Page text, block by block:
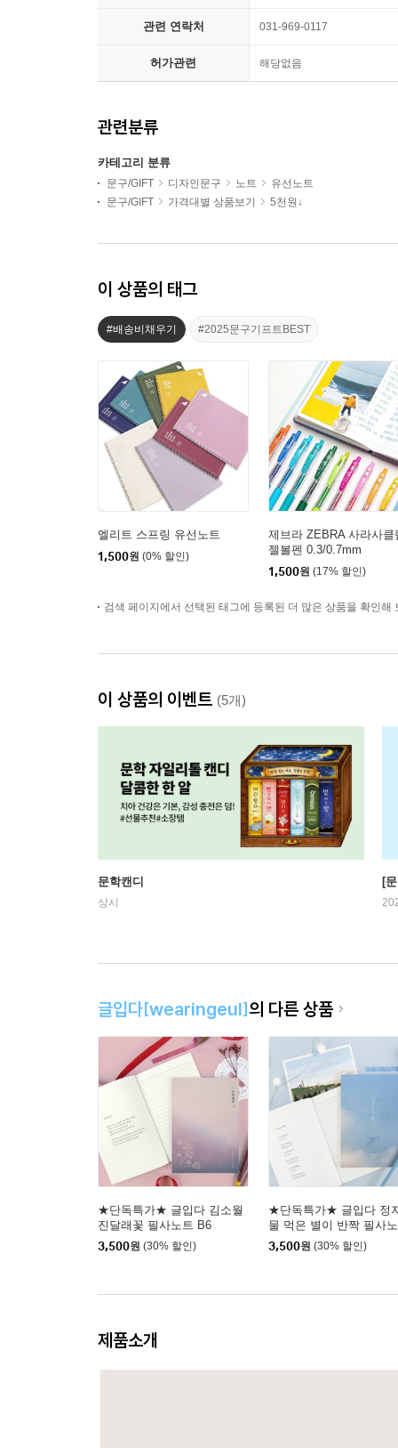
관련 연락처 031-969-0117
허가관련 해당없음
관련분류
카테고리 분류
문구/GIFT 디자인문구 노트
유선노트
문구/GIFT
가격대별 상품보기 5천원↓
이 상품의 태그
#배송비채우기 #2025문구기프트BEST
엘리트 스프링 유선노트
1,500원 (0% 할인)
제브라 ZEBRA 사라사클
젤볼펜 0.3/0.7mm
1,500원 (17% 할인)
검색 페이지에서 선택된 태그에 등록된 더 많은 상품을 확인해
이 상품의 이벤트 (5개)
문학캔디
상시
[
글입다[wearingeul]의 다른 상품
★단독특가★ 글입다 김소월
진달래꽃 필사노트 B6
3,500원 (30% 할인)
★단독특가★ 글입다 정
물 먹은 별이 반짝 필사
B6
3,500원 (30% 할인)
제품소개